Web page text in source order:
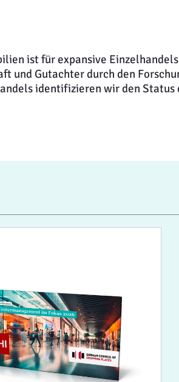
ist für expansive
und Gutachter durch den
identifizieren wir den